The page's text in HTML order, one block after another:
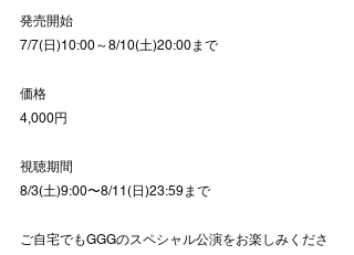
発売開始
7/7(日)10:00～8/10(土)20:00まで
価格
4,000円
視聴期間
8/3(土)9:00〜8/11(日)23:59まで
ご自宅でもGGGのスペシャル公演をお楽しみくださ